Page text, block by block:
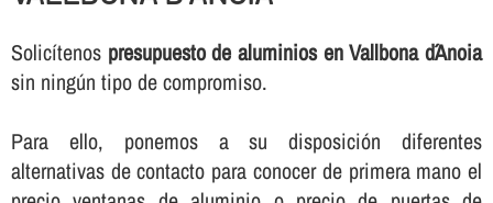
Solicí­tenos presupuesto de aluminios en Vallbona d´Anoia
sin ningún tipo de compromiso.
Para ello, ponemos a su disposición diferentes
alternativas de contacto para conocer de primera mano el